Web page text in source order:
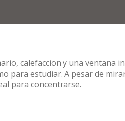
calefaccion y una ventana
para estudiar. A pesar de
para concentrarse.